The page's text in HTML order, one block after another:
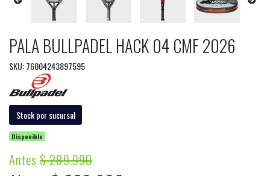
PALA BULLPADEL HACK 04 CMF 2026
SKU: 76004243897595
Stock por sucursal
Disponible
Antes$ 289.990